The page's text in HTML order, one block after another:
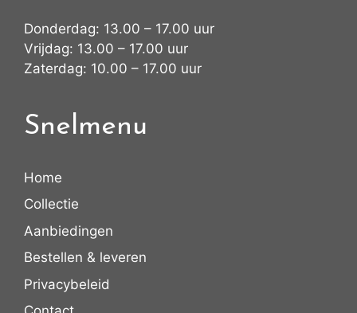
Donderdag: 13.00 – 17.00 uur
Vrijdag: 13.00 – 17.00 uur
Zaterdag: 10.00 – 17.00 uur
Snelmenu
Home
Collectie
Aanbiedingen
Bestellen & leveren
Privacybeleid